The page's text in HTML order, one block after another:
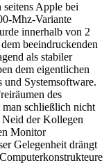
Apple bei
Mhz-Variante
innerhalb von 2
beeindruckenden
als stabiler
dem eigentlichen
Systemsoftware.
des
man schließlich nicht
Neid der Kollegen
Monitor
Gelegenheit drängt